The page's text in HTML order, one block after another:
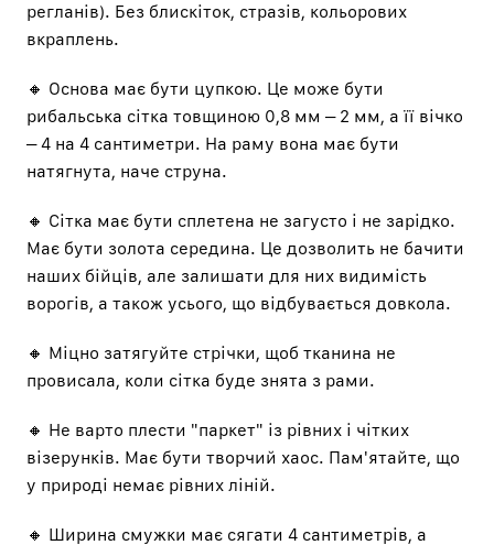
регланів). Без блискіток, стразів, кольорових
вкраплень.
🔸 Основа має бути цупкою. Це може бути
рибальська сітка товщиною 0,8 мм – 2 мм, а її вічко
– 4 на 4 сантиметри. На раму вона має бути
натягнута, наче струна.
🔸 Сітка має бути сплетена не загусто і не зарідко.
Має бути золота середина. Це дозволить не бачити
наших бійців, але залишати для них видимість
ворогів, а також усього, що відбувається довкола.
🔸 Міцно затягуйте стрічки, щоб тканина не
провисала, коли сітка буде знята з рами.
🔸 Не варто плести "паркет" із рівних і чітких
візерунків. Має бути творчий хаос. Пам'ятайте, що
у природі немає рівних ліній.
🔸 Ширина смужки має сягати 4 сантиметрів, а